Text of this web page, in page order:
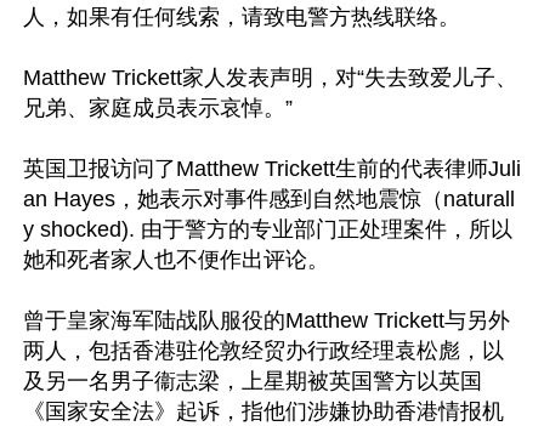
人，如果有任何线索，请致电警方热线联络。
Matthew Trickett家人发表声明，对“失去致爱儿子、
兄弟、家庭成员表示哀悼。”
英国卫报访问了Matthew Trickett生前的代表律师Juli
an Hayes，她表示对事件感到自然地震惊（naturall
y shocked). 由于警方的专业部门正处理案件，所以
她和死者家人也不便作出评论。
曾于皇家海军陆战队服役的Matthew Trickett与另外
两人，包括香港驻伦敦经贸办行政经理袁松彪，以
及另一名男子衞志梁，上星期被英国警方以英国
《国家安全法》起诉，指他们涉嫌协助香港情报机